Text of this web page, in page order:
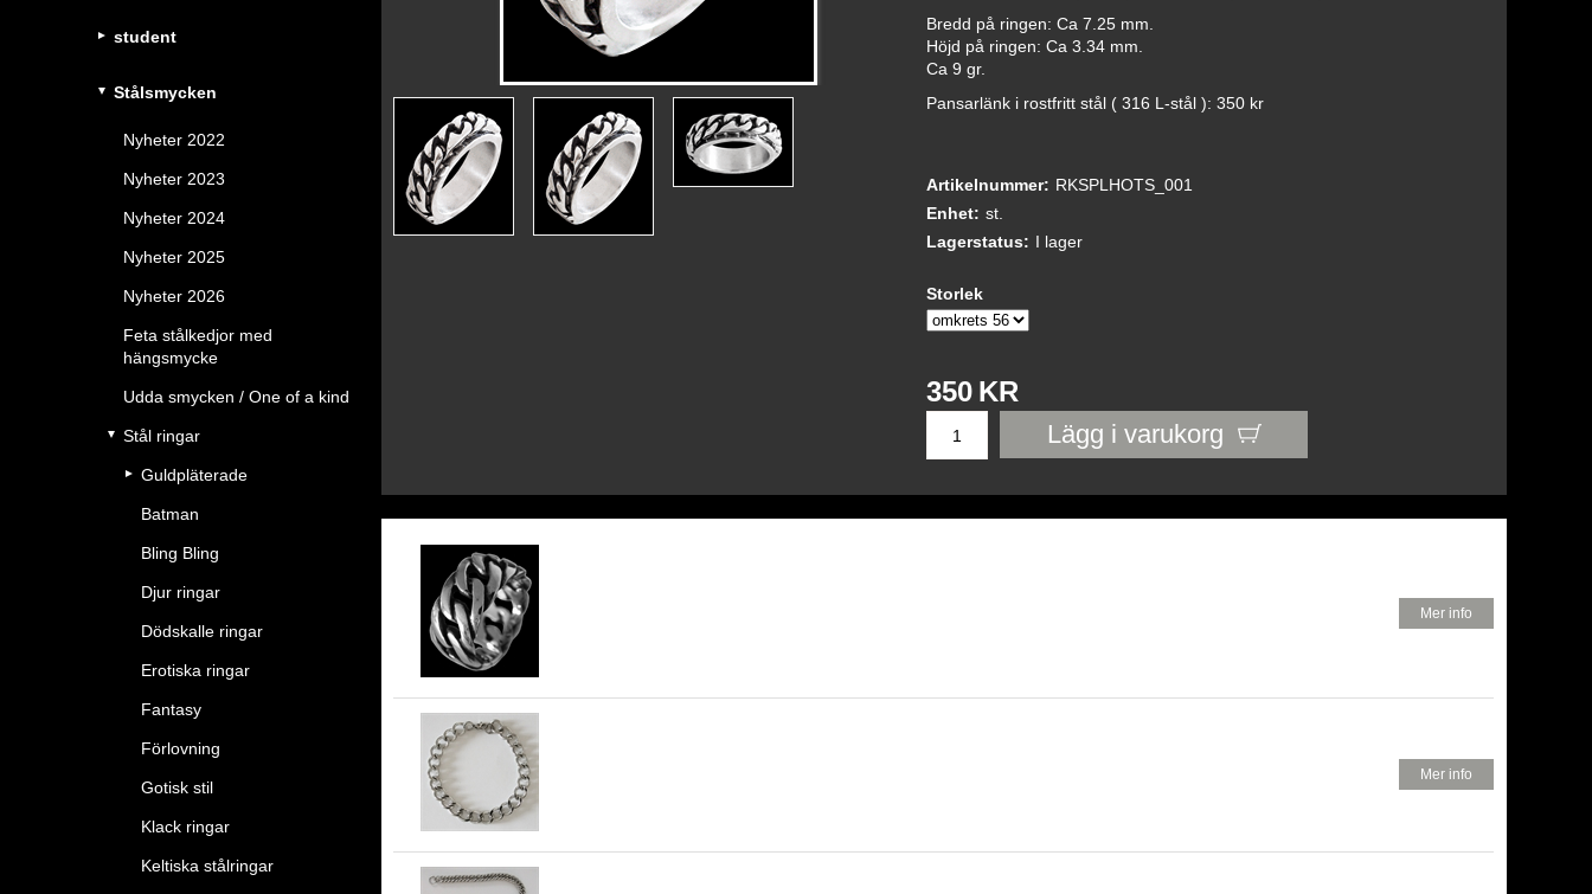
student
Stålsmycken
Nyheter 2022
Nyheter 2023
Nyheter 2024
Nyheter 2025
Nyheter 2026
Feta stålkedjor med
hängsmycke
Udda smycken / One of a kind
Stål ringar
Guldpläterade
Batman
Bling Bling
Djur ringar
Dödskalle ringar
Erotiska ringar
Fantasy
Förlovning
Gotisk stil
Klack ringar
Keltiska stålringar
Bredd på ringen: Ca 7.25 mm.
Höjd på ringen: Ca 3.34 mm.
Ca 9 gr.
Pansarlänk i rostfritt stål ( 316 L-stål ): 350 kr
Artikelnummer: RKSPLHOTS_001
Enhet: st.
Lagerstatus: I lager
Storlek
350 KR
Lägg i varukorg
Mer info
Mer info